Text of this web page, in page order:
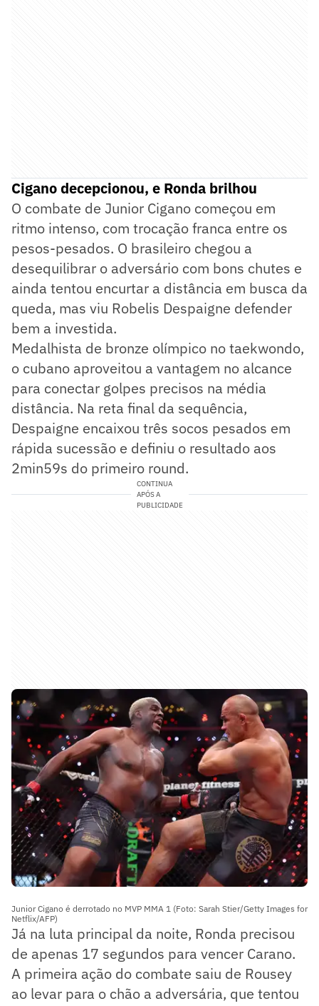
Cigano decepcionou, e Ronda brilhou
O combate de Junior Cigano começou em
ritmo intenso, com trocação franca entre os
pesos-pesados. O brasileiro chegou a
desequilibrar o adversário com bons chutes e
ainda tentou encurtar a distância em busca da
queda, mas viu Robelis Despaigne defender
bem a investida.
Medalhista de bronze olímpico no taekwondo,
o cubano aproveitou a vantagem no alcance
para conectar golpes precisos na média
distância. Na reta final da sequência,
Despaigne encaixou três socos pesados em
rápida sucessão e definiu o resultado aos
2min59s do primeiro round.
CONTINUA
APÓS A
PUBLICIDADE
Junior Cigano é derrotado no MVP MMA 1 (Foto: Sarah Stier/Getty Images for
Netflix/AFP)
Já na luta principal da noite, Ronda precisou
de apenas 17 segundos para vencer Carano.
A primeira ação do combate saiu de Rousey
ao levar para o chão a adversária, que tentou